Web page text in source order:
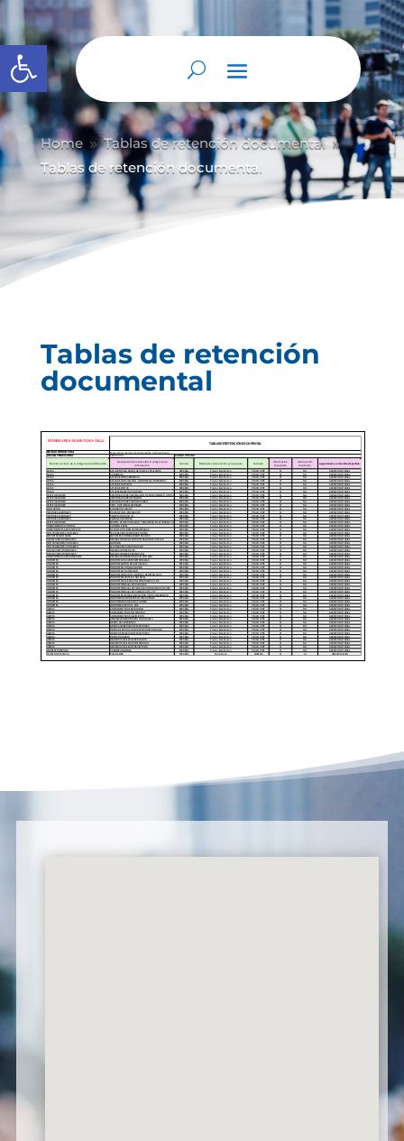
Abrir barra de herramientas
Home 9 Tablas de retención documental 9
Tablas de retención documental
Tablas de retención
documental